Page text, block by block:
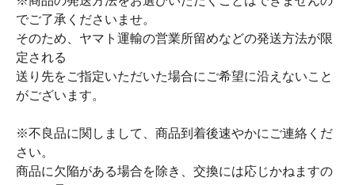
でご了承くださいませ。
そのため、ヤマト運輸の営業所留めなどの発送方法が限
定される
送り先をご指定いただいた場合にご希望に沿えないこと
がございます。
※不良品に関しまして、商品到着後速やかにご連絡くだ
さい。
商品に欠陥がある場合を除き、交換には応じかねますの